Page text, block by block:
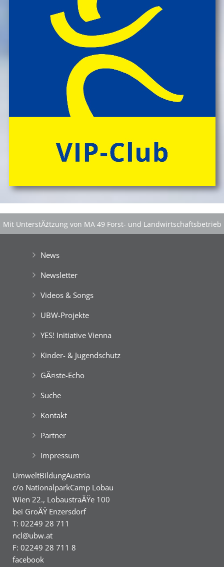
Mit UnterstĂźtzung von MA 49 Forst- und Landwirtschaftsbetrieb
News
Newsletter
Videos & Songs
UBW-Projekte
YES! Initiative Vienna
Kinder- & Jugendschutz
GĂ¤ste-Echo
Suche
Kontakt
Partner
Impressum
UmweltBildungAustria
c/o NationalparkCamp Lobau
Wien 22., LobaustraĂŸe 100
bei GroĂŸ Enzersdorf
T: 02249 28 711
ncl@ubw.at
F: 02249 28 711 8
facebook